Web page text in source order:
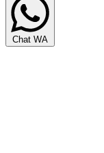
Chat WA